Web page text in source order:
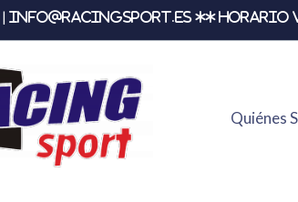
| info@racingsport.es ** HORARIO
Quiénes
Omp Portalapices Copiloto